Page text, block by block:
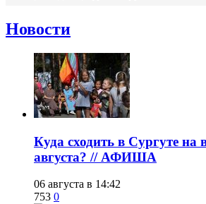
Новости
​Куда сходить в Сургуте на
августа? // АФИША
06 августа в 14:42
753 0